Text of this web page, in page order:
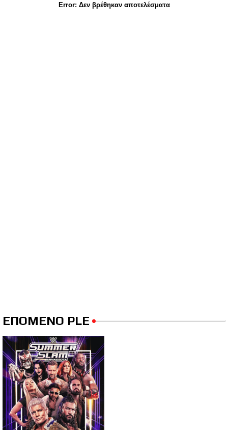
Error: Δεν βρέθηκαν αποτελέσματα
ΕΠΟΜΕΝΟ PLE